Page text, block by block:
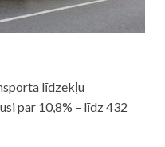
līdzekļu
par 10,8% – līdz 432